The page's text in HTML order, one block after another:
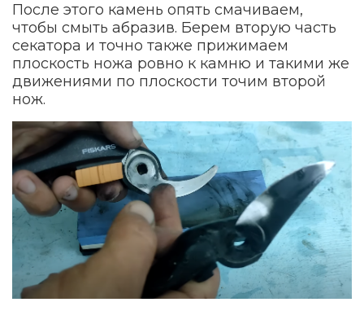
После этого камень опять смачиваем,
чтобы смыть абразив. Берем вторую часть
секатора и точно также прижимаем
плоскость ножа ровно к камню и такими же
движениями по плоскости точим второй
нож.